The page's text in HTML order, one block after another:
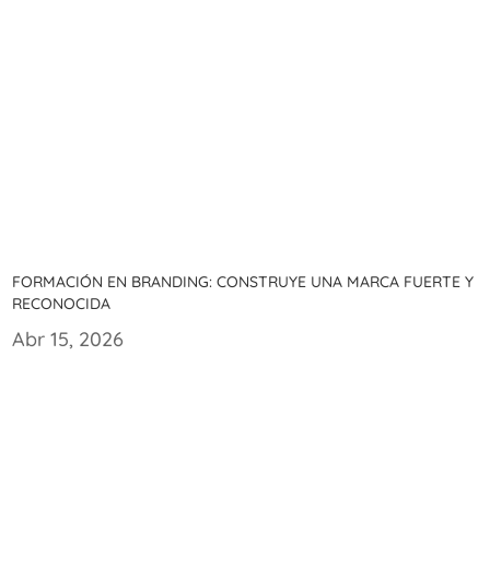
Formación en branding: Construye una marca fuerte y
reconocida
Abr 15, 2026